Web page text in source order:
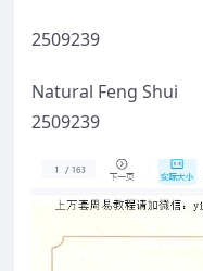
2509239
Natural Feng Shui
2509239